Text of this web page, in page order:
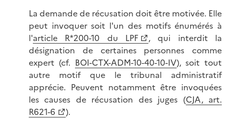
La demande de récusation doit être motivée. Elle
peut invoquer soit l'un des motifs énumérés à
l'article R*200-10 du LPF
, qui interdit la
désignation de certaines personnes comme
expert (cf. BOI-CTX-ADM-10-40-10-IV), soit tout
autre motif que le tribunal administratif
apprécie. Peuvent notamment être invoquées
les causes de récusation des juges (CJA, art.
R621-6
).